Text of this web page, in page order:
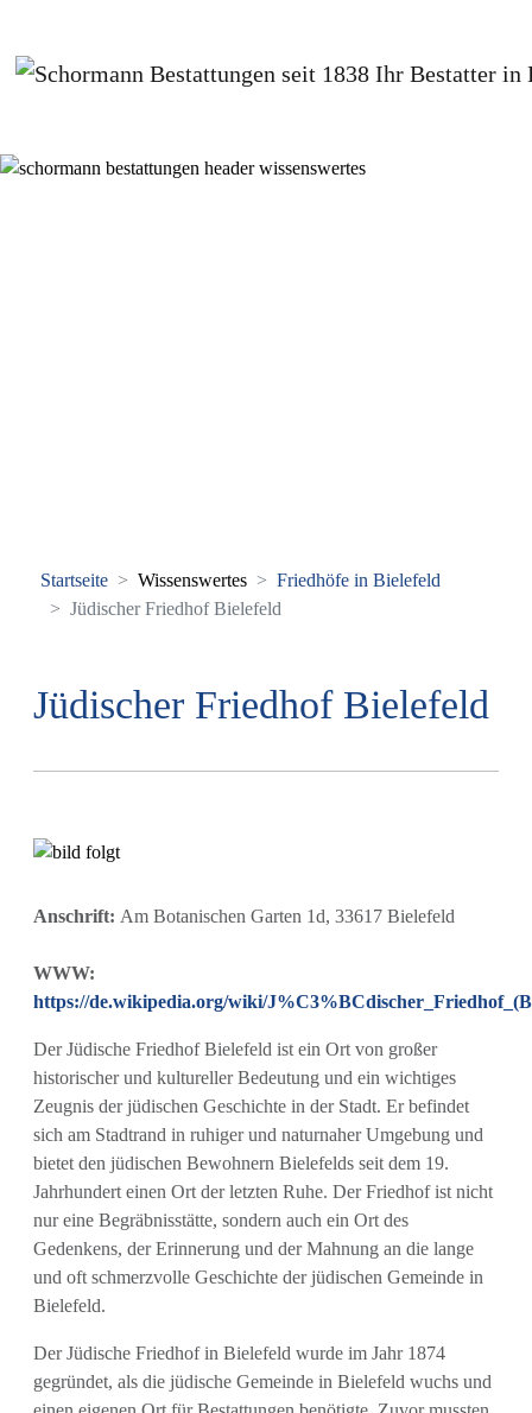
Startseite Wissenswertes
Friedhöfe in Bielefeld
Jüdischer Friedhof Bielefeld
Jüdischer Friedhof Bielefeld
Anschrift: Am Botanischen Garten 1d, 33617 Bielefeld
WWW:
https://de.wikipedia.org/wiki/
Der Jüdische Friedhof Bielefeld ist ein Ort von großer
historischer und kultureller Bedeutung und ein wichtiges
Zeugnis der jüdischen Geschichte in der Stadt. Er befindet
sich am Stadtrand in ruhiger und naturnaher Umgebung und
bietet den jüdischen Bewohnern Bielefelds seit dem 19.
Jahrhundert einen Ort der letzten Ruhe. Der Friedhof ist nicht
nur eine Begräbnisstätte, sondern auch ein Ort des
Gedenkens, der Erinnerung und der Mahnung an die lange
und oft schmerzvolle Geschichte der jüdischen Gemeinde in
Bielefeld.
Der Jüdische Friedhof in Bielefeld wurde im Jahr 1874
gegründet, als die jüdische Gemeinde in Bielefeld wuchs und